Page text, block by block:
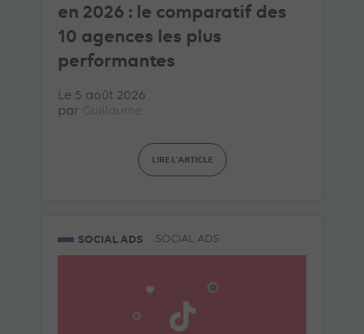
en 2026 : le comparatif des
10 agences les plus
performantes
Le 5 août 2026
par Guillaume
LIRE L'ARTICLE
SOCIAL ADS SOCIAL ADS